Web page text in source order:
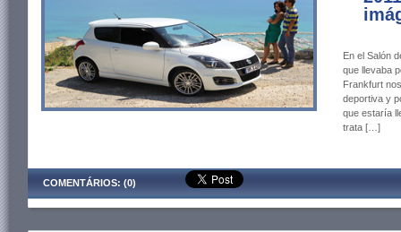
En el Salón
que llevaba
Frankfurt
deportiva y
que estaría
trata […]
COMENTÁRIOS: (0)